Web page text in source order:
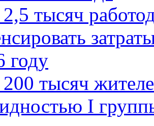
тысяч
году
200 тысяч
I